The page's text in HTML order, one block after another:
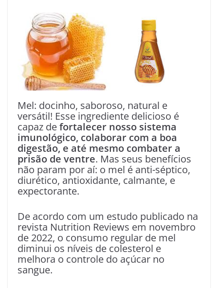
Mel: docinho, saboroso, natural e
versátil! Esse ingrediente delicioso é
capaz defortalecer nosso sistema
imunológico, colaborar com a boa
digestão, e até mesmo combater a
prisão de ventre. Mas seus benefícios
não param por aí: o mel é anti-séptico,
diurético, antioxidante, calmante, e
expectorante.
De acordo com um estudo publicado na
revista Nutrition Reviews em novembro
de 2022, o consumo regular de mel
diminui os níveis de colesterol e
melhora o controle do açúcar no
sangue.